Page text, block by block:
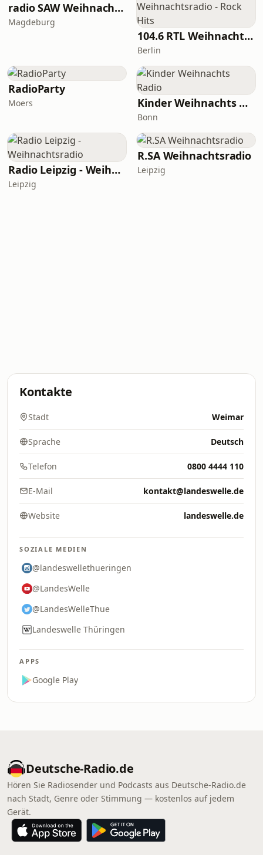
radio SAW Weihnachten
Magdeburg
104.6 RTL Weihnachtsradio - Rock Hits
Berlin
RadioParty
Moers Kinder Weihnachts Radio
Bonn
Radio Leipzig - Weihnachtsradio
Leipzig
R.SA Weihnachtsradio
Leipzig
Kontakte
Stadt Weimar
Sprache Deutsch
Telefon 0800 4444 110
E-Mail kontakt@landeswelle.de
Website landeswelle.de
SOZIALE MEDIEN
@landeswellethueringen
@LandesWelle
@LandesWelleThue
Landeswelle Thüringen
APPS
Google Play
Deutsche-Radio.de
Hören Sie Radiosender und Podcasts aus Deutsche-Radio.de
nach Stadt, Genre oder Stimmung — kostenlos auf jedem
Gerät.